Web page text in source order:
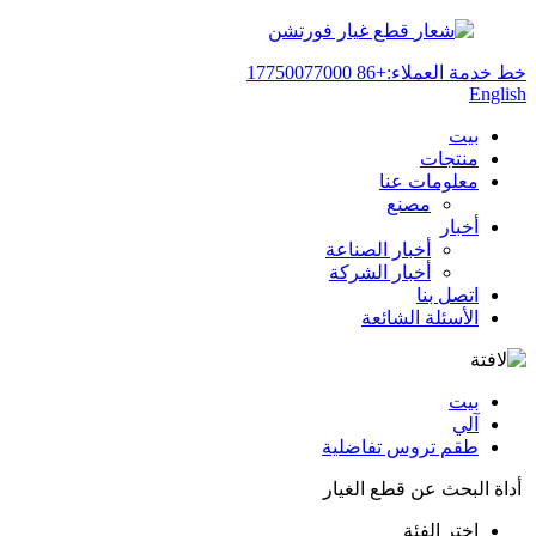
قطع غيار فورتشن
خط خدمة العملاء:+86 17750077000
English
بيت
منتجات
معلومات عنا
مصنع
أخبار
أخبار الصناعة
أخبار الشركة
اتصل بنا
الأسئلة الشائعة
بيت
آلي
طقم تروس تفاضلية
أداة البحث عن قطع الغيار
اختر الفئة